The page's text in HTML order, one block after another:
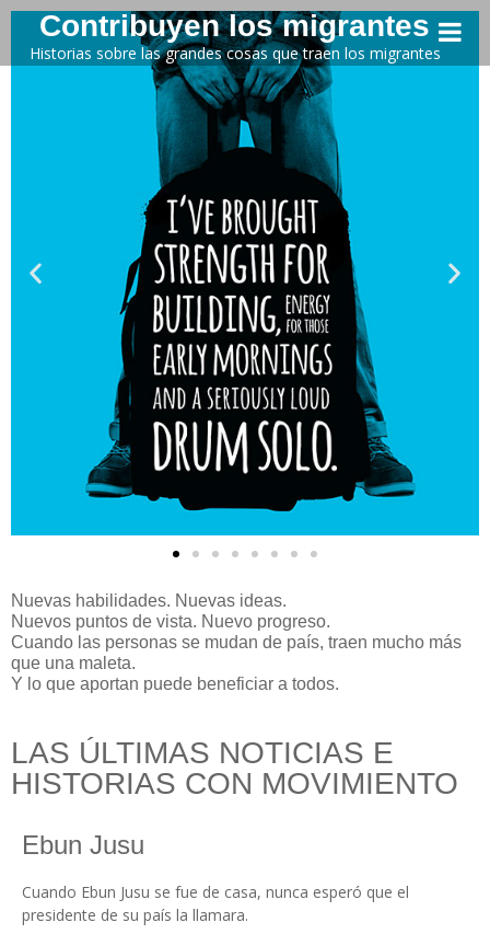
Contribuyen los migrantes
Historias sobre las grandes cosas que traen los migrantes
Nuevas habilidades. Nuevas ideas.
Nuevos puntos de vista. Nuevo progreso.
Cuando las personas se mudan de país, traen mucho más
que una maleta.
Y lo que aportan puede beneficiar a todos.
LAS ÚLTIMAS NOTICIAS E
HISTORIAS CON MOVIMIENTO
Ebun Jusu
Cuando Ebun Jusu se fue de casa, nunca esperó que el
presidente de su país la llamara.